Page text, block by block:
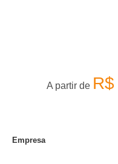
A partir de R$
Empresa